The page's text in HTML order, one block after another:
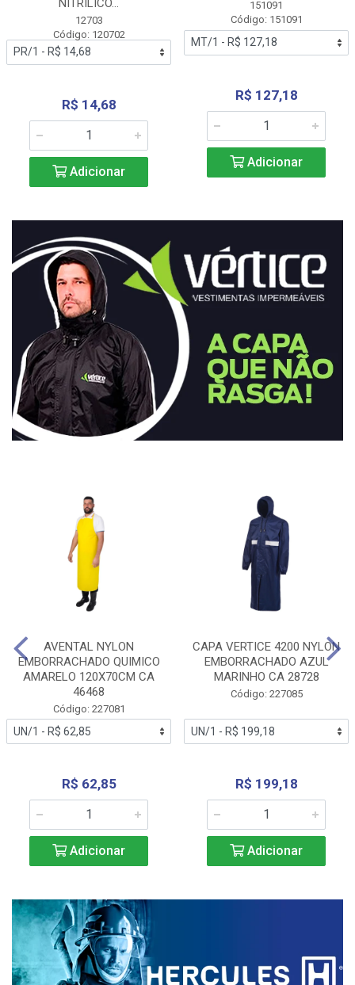
NITRÍLICO...
12703
Código: 120702
R$ 14,68
Adicionar
151091
Código: 151091
R$ 127,18
Adicionar
AVENTAL NYLON
EMBORRACHADO QUIMICO
AMARELO 120X70CM CA
46468
Código: 227081
R$ 62,85
Adicionar
CAPA VERTICE 4200 NYLON
EMBORRACHADO AZUL
MARINHO CA 28728
Código: 227085
R$ 199,18
Adicionar